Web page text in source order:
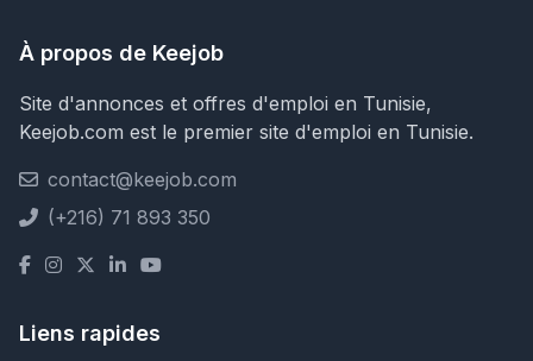
À propos de Keejob
Site d'annonces et offres d'emploi en Tunisie,
Keejob.com est le premier site d'emploi en Tunisie.
contact@keejob.com
(+216) 71 893 350
Liens rapides